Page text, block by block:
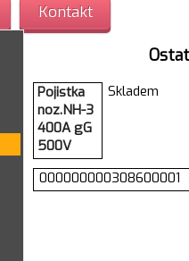
Kontakt
Pojistka
noz.NH-3
400A gG
500V
000000000308600001
Skladem